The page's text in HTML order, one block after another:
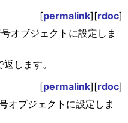
[permalink][rdoc]
オブジェクトに設定しま
します。
[permalink][rdoc]
オブジェクトに設定しま